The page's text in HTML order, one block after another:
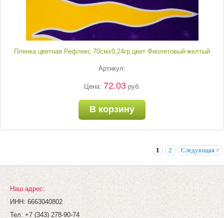
Пленка цветная Рефлекс 70смх0,24гр,цвет Фиолетовый-желтый
Артикул:
Цена: 72.03руб.
В корзину
1 2 Следующая >
Наш адрес:
ИНН: 6663040802
Тел: +7 (343) 278-90-74